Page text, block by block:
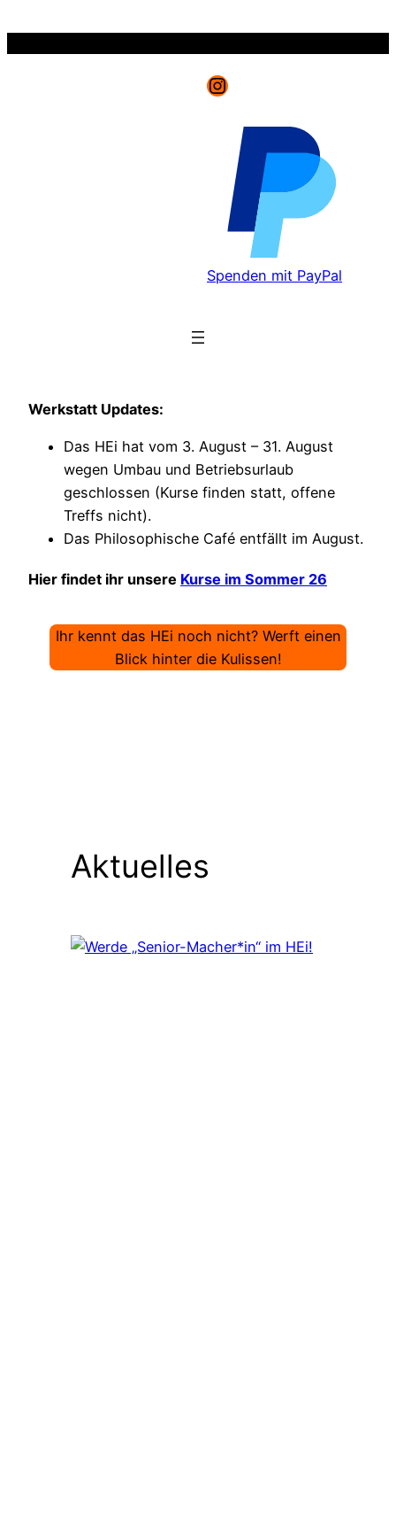
Instagram
Spenden mit PayPal
Werkstatt Updates:
Das HEi hat vom 3. August – 31. August
wegen Umbau und Betriebsurlaub
geschlossen (Kurse finden statt, offene
Treffs nicht).
Das Philosophische Café entfällt im August.
Hier findet ihr unsere Kurse im Sommer 26
Ihr kennt das HEi noch nicht? Werft einen
Blick hinter die Kulissen!
Aktuelles